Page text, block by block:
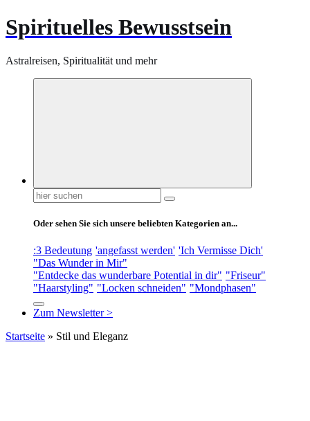
Spirituelles Bewusstsein
Astralreisen, Spiritualität und mehr
Suchen
nach:
Oder sehen Sie sich unsere beliebten Kategorien an...
:3 Bedeutung 'angefasst werden' 'Ich Vermisse Dich'
"Das Wunder in Mir"
"Entdecke das wunderbare Potential in dir" "Friseur"
"Haarstyling" "Locken schneiden" "Mondphasen"
Zum Newsletter >
Startseite » Stil und Eleganz